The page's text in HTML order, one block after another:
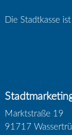
Die Stadtkasse
Marktstraße 19
91717